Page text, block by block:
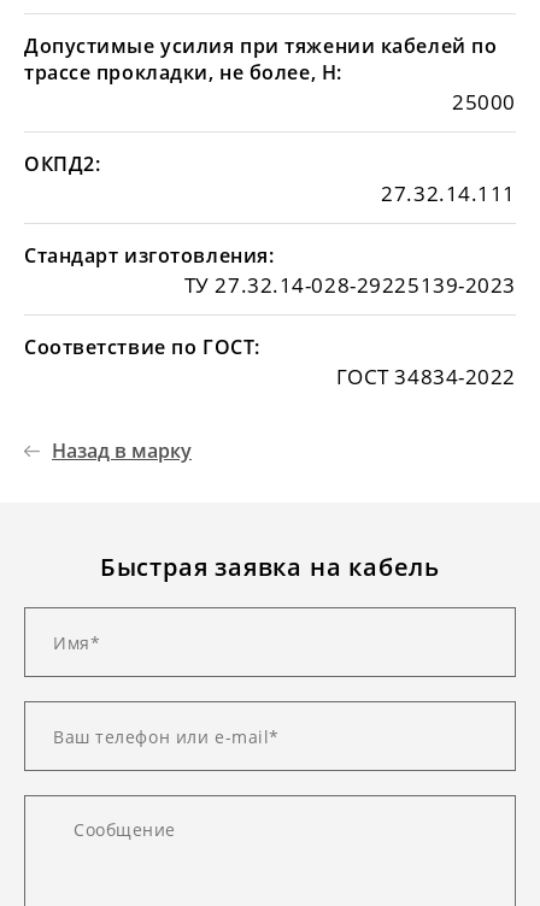
Допустимые усилия при тяжении кабелей по
трассе прокладки, не более, Н:
25000
ОКПД2:
27.32.14.111
Стандарт изготовления:
ТУ 27.32.14-028-29225139-2023
Соответствие по ГОСТ:
ГОСТ 34834-2022
Назад в марку
Быстрая заявка на кабель